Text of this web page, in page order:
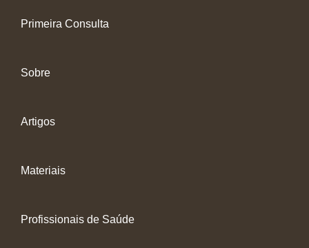
Primeira Consulta
Sobre
Artigos
Materiais
Profissionais de Saúde